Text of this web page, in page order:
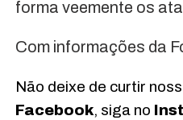
forma veemente os
Com informações da
Não deixe de curtir
Facebook, siga no